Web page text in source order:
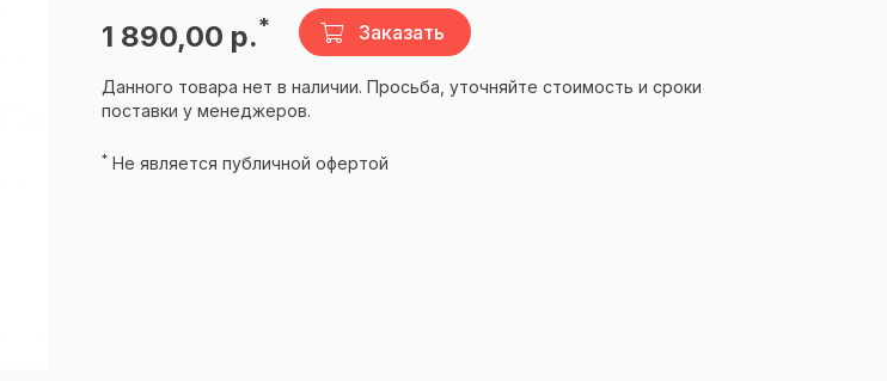
1 890,00 р.* Заказать
Данного товара нет в наличии. Просьба, уточняйте стоимость и сроки
поставки у менеджеров.
* Не является публичной офертой